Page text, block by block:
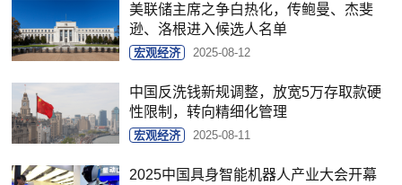
美联储主席之争白热化，传鲍曼、杰斐
逊、洛根进入候选人名单
宏观经济 2025-08-12
中国反洗钱新规调整，放宽5万存取款硬
性限制，转向精细化管理
宏观经济 2025-08-11
2025中国具身智能机器人产业大会开幕